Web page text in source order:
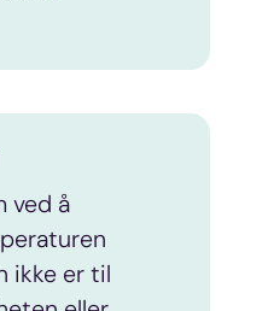
ved å
ikke er til